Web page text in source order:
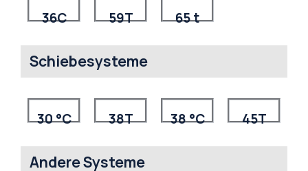
36C 59T 65 t
Schiebesysteme
30 °C 38T 38 °C 45T
Andere Systeme